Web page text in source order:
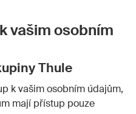
vašim osobním
Thule
k vašim osobním údajům,
mají přístup pouze